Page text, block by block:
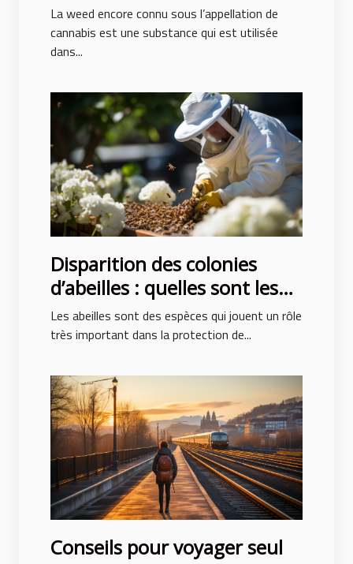
La weed encore connu sous l’appellation de
cannabis est une substance qui est utilisée
dans...
Disparition des colonies
d’abeilles : quelles sont les
causes ?
Les abeilles sont des espèces qui jouent un rôle
très important dans la protection de...
Conseils pour voyager seul